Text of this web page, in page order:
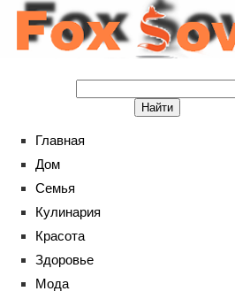
Главная
Дом
Семья
Кулинария
Красота
Здоровье
Мода